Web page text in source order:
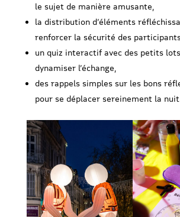
le sujet de manière amusante,
la distribution d’éléments
renforcer la sécurité des
un quiz interactif avec des petits
dynamiser l’échange,
des rappels simples sur les bons
pour se déplacer sereinement la